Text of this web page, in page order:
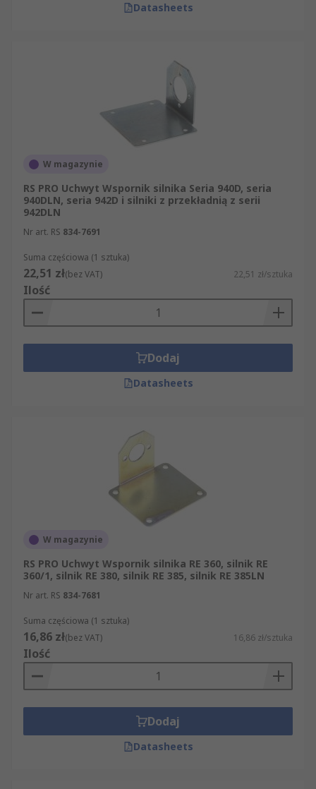
Datasheets
W magazynie
RS PRO Uchwyt Wspornik silnika Seria 940D, seria
940DLN, seria 942D i silniki z przekładnią z serii
942DLN
Nr art. RS 834-7691
Suma częściowa (1 sztuka)
22,51 zł(bez VAT) 22,51 zł/sztuka
Ilość
Dodaj
Datasheets
W magazynie
RS PRO Uchwyt Wspornik silnika RE 360, silnik RE
360/1, silnik RE 380, silnik RE 385, silnik RE 385LN
Nr art. RS 834-7681
Suma częściowa (1 sztuka)
16,86 zł(bez VAT) 16,86 zł/sztuka
Ilość
Dodaj
Datasheets